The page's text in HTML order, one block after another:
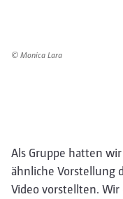
© Monica Lara
Als Gruppe hatten
ähnliche Vorstellung
Video vorstellten. Wir